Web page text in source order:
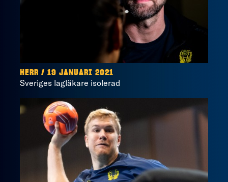
HERR / 19 JANUARI 2021
Sveriges lagläkare isolerad